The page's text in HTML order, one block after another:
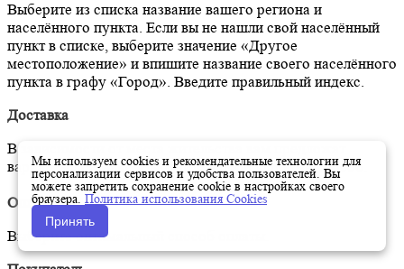
Выберите из списка название вашего региона и
населённого пункта. Если вы не нашли свой населённый
пункт в списке, выберите значение «Другое
местоположение» и впишите название своего населённого
пункта в графу «Город». Введите правильный индекс.
Доставка
В зависимости от места жительства вам предложат
варианты доставки. Выберите любой удобный способ.
Оплата
Выберите оптимальный способ оплаты.
Мы используем cookies и рекомендательные технологии для
персонализации сервисов и удобства пользователей. Вы
можете запретить сохранение cookie в настройках своего
браузера. Политика использования Cookies
Принять